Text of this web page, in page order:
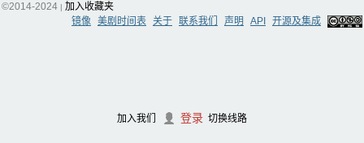
加入我们 登录 切换线路
©2014-2024 | 加入收藏夹
镜像 美剧时间表 关于 联系我们 声明 API 开源及集成